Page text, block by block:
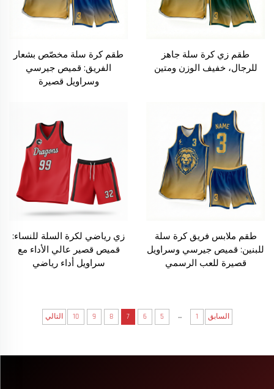
طقم زي كرة سلة جاهز
للرجال، خفيف الوزن ومتين
طقم كرة سلة مخصّص بشعار
الفريق: قميص جيرسي
وسراويل قصيرة
طقم ملابس فريق كرة سلة
للبنين: قميص جيرسي وسراويل
قصيرة للعب الرسمي
زي رياضي لكرة السلة للنساء:
قميص قصير عالي الأداء مع
سراويل أداء رياضي
السابق 1
...
5
6
7
8
9
10 التالي